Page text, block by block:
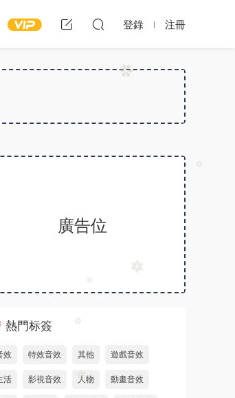
登錄 注冊
廣告位
熱門标簽
效 特效音效 其他 遊戲音效
活 影視音效 人物 動畫音效